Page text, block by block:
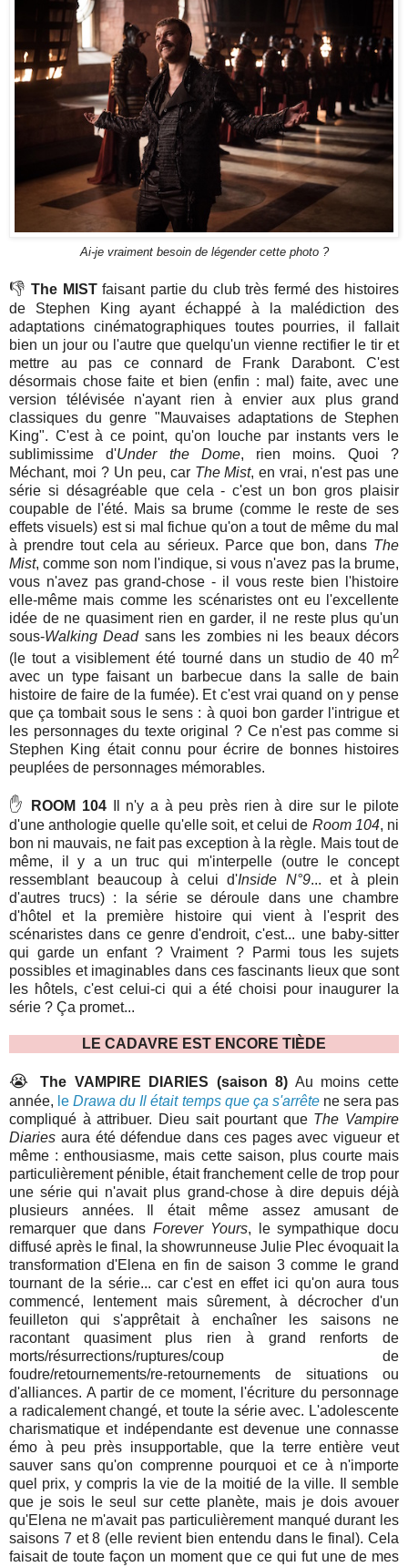
Ai-je vraiment besoin de légender cette photo ?
👎 The MISTfaisant partie du club très fermé des histoires
de Stephen King ayant échappé à la malédiction des
adaptations cinématographiques toutes pourries, il fallait
bien un jour ou l'autre que quelqu'un vienne rectifier le tir et
mettre au pas ce connard de Frank Darabont. C'est
désormais chose faite et bien (enfin : mal) faite, avec une
version télévisée n'ayant rien à envier aux plus grand
classiques du genre "Mauvaises adaptations de Stephen
King". C'est à ce point, qu'on louche par instants vers le
sublimissime d'Under the Dome, rien moins. Quoi ?
Méchant, moi ? Un peu, car The Mist, en vrai, n'est pas une
série si désagréable que cela - c'est un bon gros plaisir
coupable de l'été. Mais sa brume (comme le reste de ses
effets visuels) est si mal fichue qu'on a tout de même du mal
à prendre tout cela au sérieux. Parce que bon, dans The
Mist, comme son nom l'indique, si vous n'avez pas la brume,
vous n'avez pas grand-chose - il vous reste bien l'histoire
elle-même mais comme les scénaristes ont eu l'excellente
idée de ne quasiment rien en garder, il ne reste plus qu'un
sous-Walking Deadsans les zombies ni les beaux décors
(le tout a visiblement été tourné dans un studio de 40 m2
avec un type faisant un barbecue dans la salle de bain
histoire de faire de la fumée). Et c'est vrai quand on y pense
que ça tombait sous le sens : à quoi bon garder l'intrigue et
les personnages du texte original ? Ce n'est pas comme si
Stephen King était connu pour écrire de bonnes histoires
peuplées de personnages mémorables.
✋ ROOM 104 Il n'y a à peu près rien à dire sur le pilote
d'une anthologie quelle qu'elle soit, et celui de Room 104, ni
bon ni mauvais, ne fait pas exception à la règle. Mais tout de
même, il y a un truc qui m'interpelle (outre le concept
ressemblant beaucoup à celui d'Inside N°9... et à plein
d'autres trucs) : la série se déroule dans une chambre
d'hôtel et la première histoire qui vient à l'esprit des
scénaristes dans ce genre d'endroit, c'est... une baby-sitter
qui garde un enfant ? Vraiment ? Parmi tous les sujets
possibles et imaginables dans ces fascinants lieux que sont
les hôtels, c'est celui-ci qui a été choisi pour inaugurer la
série ? Ça promet...
LE CADAVRE EST ENCORE TIÈDE
😭 The VAMPIRE DIARIES (saison 8) Au moins cette
année, leDrawa du Il était temps que ça s'arrêtene sera pas
compliqué à attribuer. Dieu sait pourtant que The Vampire
Diaries aura été défendue dans ces pages avec vigueur et
même : enthousiasme, mais cette saison, plus courte mais
particulièrement pénible, était franchement celle de trop pour
une série qui n'avait plus grand-chose à dire depuis déjà
plusieurs années. Il était même assez amusant de
remarquer que dansForever Yours, le sympathique docu
diffusé après le final, la showrunneuse Julie Plec évoquait la
transformation d'Elena en fin de saison 3 comme le grand
tournant de la série... car c'est en effet ici qu'on aura tous
commencé, lentement mais sûrement, à décrocher d'un
feuilleton qui s'apprêtait à enchaîner les saisons ne
racontant quasiment plus rien à grand renforts de
morts/résurrections/ruptures/coup de
foudre/retournements/re-retournements de situations ou
d'alliances. A partir de ce moment, l'écriture du personnage
a radicalement changé, et toute la série avec. L'adolescente
charismatique et indépendante est devenue une connasse
émo à peu près insupportable, que la terre entière veut
sauver sans qu'on comprenne pourquoi et ce à n'importe
quel prix, y compris la vie de la moitié de la ville. Il semble
que je sois le seul sur cette planète, mais je dois avouer
qu'Elena ne m'avait pas particulièrement manqué durant les
saisons 7 et 8 (elle revient bien entendu dans le final). Cela
faisait de toute façon un moment que ce qui fut une de mes